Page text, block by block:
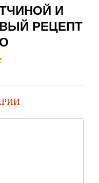
И
РЕЦЕПТ